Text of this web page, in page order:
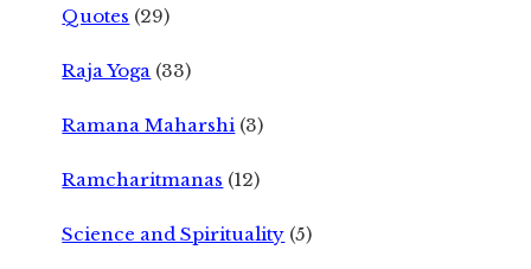
Quotes (29)
Raja Yoga (33)
Ramana Maharshi (3)
Ramcharitmanas (12)
Science and Spirituality (5)